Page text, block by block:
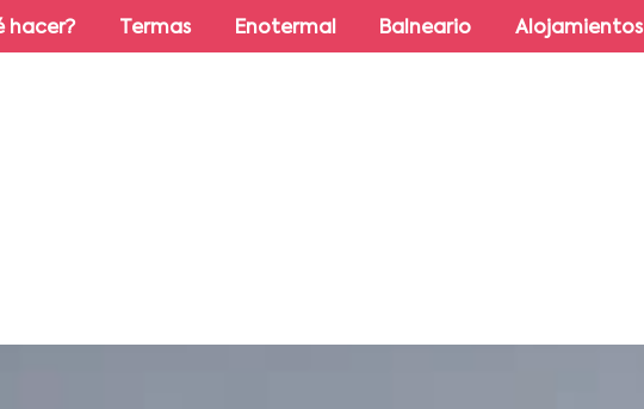
hacer? Termas Enotermal Balneario Alojamientos